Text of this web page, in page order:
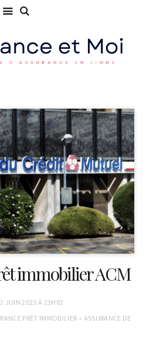
immobilier ACM
JUIN 2023 À 23H02
PRÊT IMMOBILIER » ASSURANCE DE